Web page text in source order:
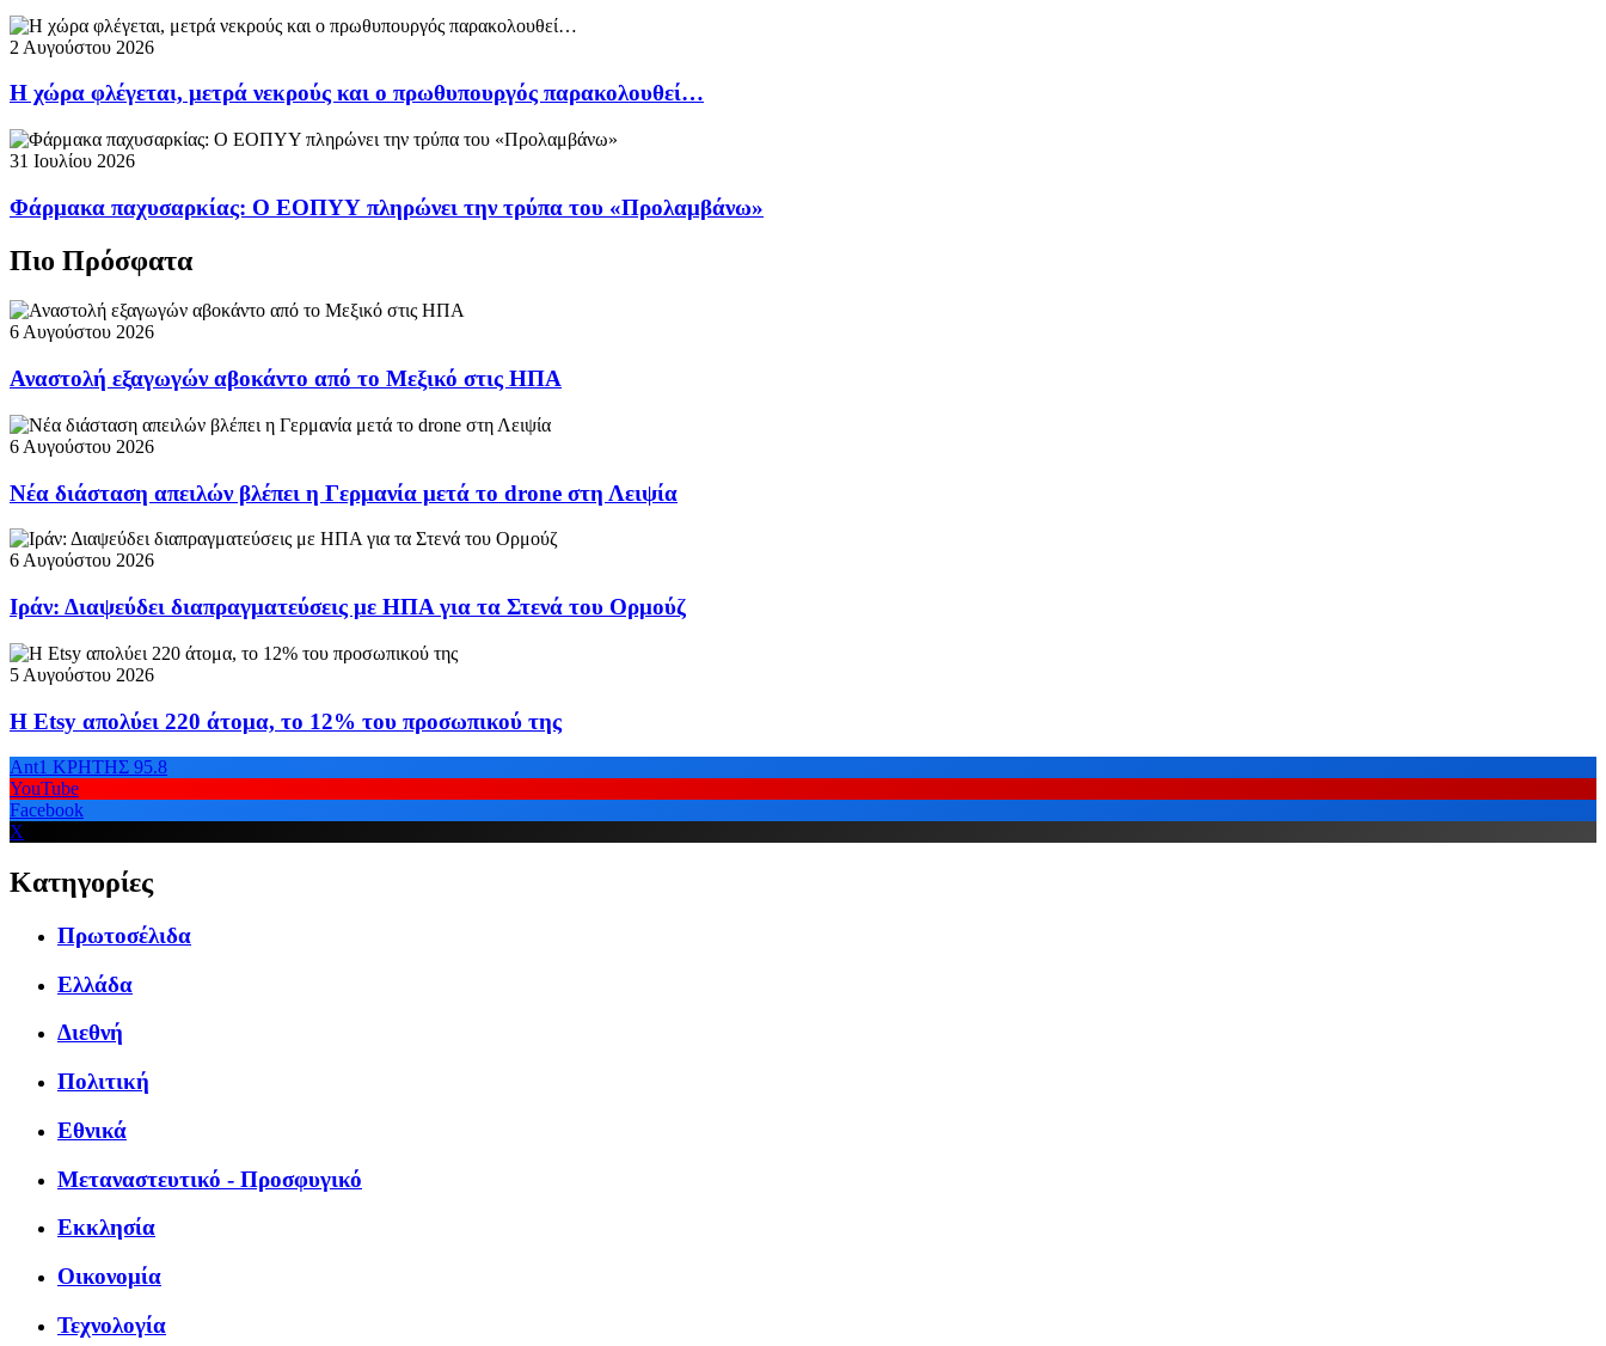
2 Αυγούστου 2026
Η χώρα φλέγεται, μετρά νεκρούς και ο πρωθυπουργός παρακολουθεί…
31 Ιουλίου 2026
Φάρμακα παχυσαρκίας: Ο ΕΟΠΥΥ πληρώνει την τρύπα του «Προλαμβάνω»
Πιο Πρόσφατα
6 Αυγούστου 2026
Αναστολή εξαγωγών αβοκάντο από το Μεξικό στις ΗΠΑ
6 Αυγούστου 2026
Νέα διάσταση απειλών βλέπει η Γερμανία μετά το drone στη Λειψία
6 Αυγούστου 2026
Ιράν: Διαψεύδει διαπραγματεύσεις με ΗΠΑ για τα Στενά του Ορμούζ
5 Αυγούστου 2026
Η Etsy απολύει 220 άτομα, το 12% του προσωπικού της
Ant1 ΚΡΗΤΗΣ 95.8
YouTube
Facebook
X
Κατηγορίες
Πρωτοσέλιδα
Ελλάδα
Διεθνή
Πολιτική
Εθνικά
Μεταναστευτικό - Προσφυγικό
Εκκλησία
Οικονομία
Τεχνολογία